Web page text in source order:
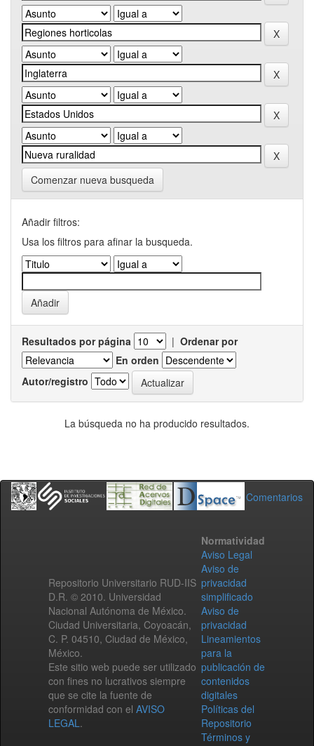
Comenzar nueva busqueda
Añadir filtros:
Usa los filtros para afinar la busqueda.
Resultados por página | Ordenar por
En orden
Autor/registro
La búsqueda no ha producido resultados.
Comentarios
Repositorio Universitario RUD-IIS
D.R. © 2010. Universidad
Nacional Autónoma de México.
Ciudad Universitaria, Coyoacán,
C. P. 04510, Ciudad de México,
México.
Este sitio web puede ser utilizado
con fines no lucrativos siempre
que se cite la fuente de
conformidad con el AVISO
LEGAL.
Normatividad
Aviso Legal
Aviso de
privacidad
simplificado
Aviso de
privacidad
Lineamientos
para la
publicación de
contenidos
digitales
Políticas del
Repositorio
Términos y